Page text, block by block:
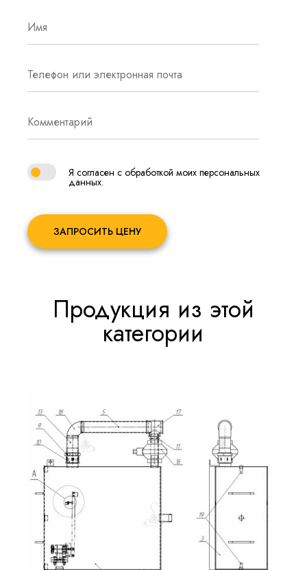
Я согласен с обработкой моих персональных
данных.
ЗАПРОСИТЬ ЦЕНУ
Продукция из этой
категории